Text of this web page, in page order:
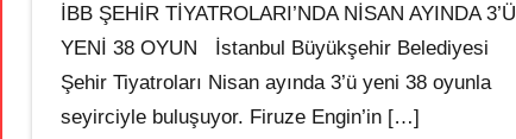
İBB ŞEHİR TİYATROLARI’NDA NİSAN AYINDA 3’Ü
YENİ 38 OYUN İstanbul Büyükşehir Belediyesi
Şehir Tiyatroları Nisan ayında 3’ü yeni 38 oyunla
seyirciyle buluşuyor. Firuze Engin’in […]